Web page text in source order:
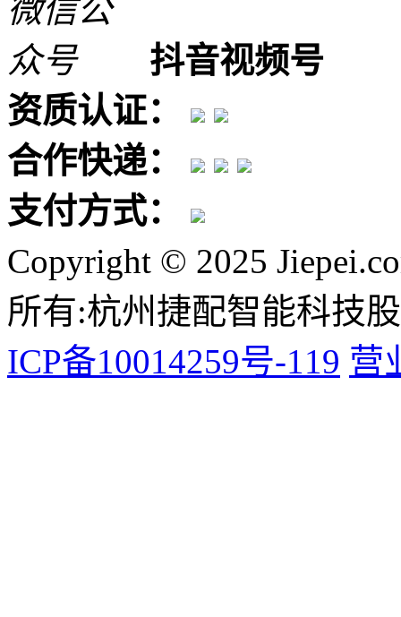
抖音视频号
资质认证：
合作快递：
支付方式：
Copyright © 2025
所有:杭州捷配智能科技
ICP备10014259号-119 营